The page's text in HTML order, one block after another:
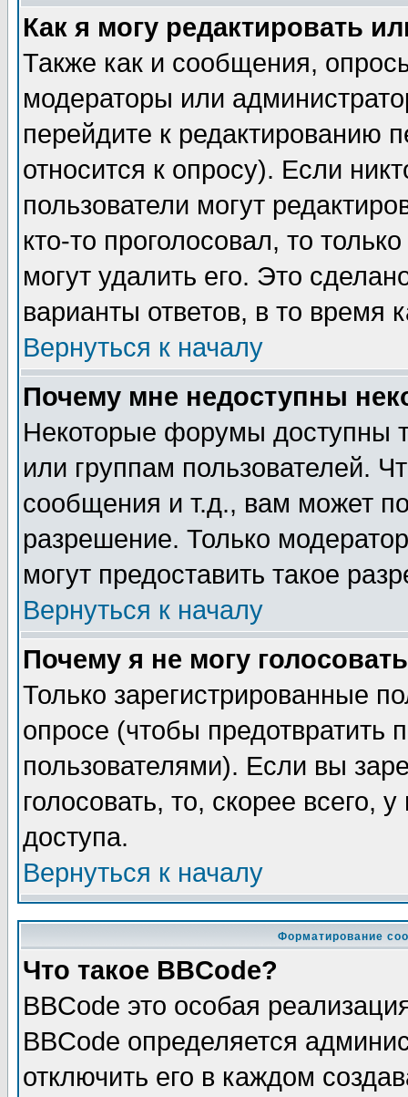
Как я могу редактировать
Также как и сообщения,
модераторы или
перейдите к редактированию
относится к опросу). Если
пользователи могут
кто-то проголосовал, то
могут удалить его. Это
варианты ответов, в то время
Вернуться к началу
Почему мне недоступны
Некоторые форумы доступны
или группам пользователей.
сообщения и т.д., вам может
разрешение. Только
могут предоставить такое
Вернуться к началу
Почему я не могу
Только зарегистрированные
опросе (чтобы предотвратить
пользователями). Если вы
голосовать, то, скорее всего,
доступа.
Вернуться к началу
Форматирование
Что такое BBCode?
BBCode это особая
BBCode определяется
отключить его в каждом